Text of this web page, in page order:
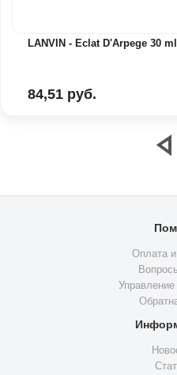
LANVIN - Eclat D'Arpege 30
84,51 руб.
Оплата